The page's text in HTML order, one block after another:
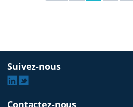
Suivez-nous
Linkedin
Contactez-nous